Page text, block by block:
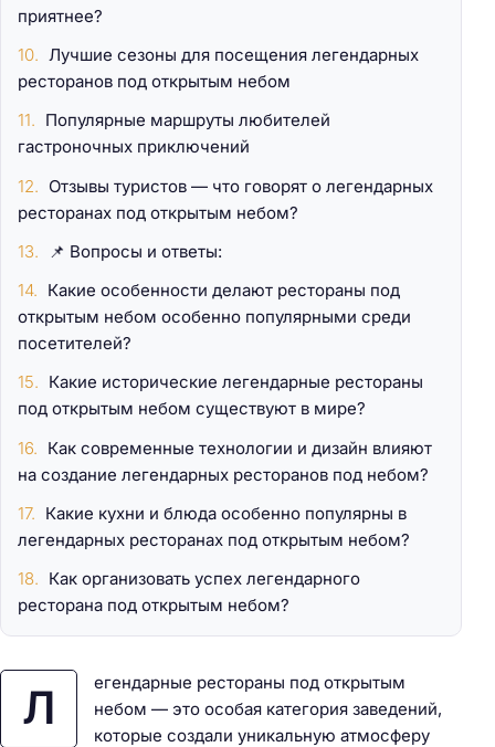
Л
егендарные рестораны под открытым
небом — это особая категория заведений,
которые создали уникальную атмосферу
приятнее?
Лучшие сезоны для посещения легендарных
ресторанов под открытым небом
Популярные маршруты любителей
гастроночных приключений
Отзывы туристов — что говорят о легендарных
ресторанах под открытым небом?
📌 Вопросы и ответы:
Какие особенности делают рестораны под
открытым небом особенно популярными среди
посетителей?
Какие исторические легендарные рестораны
под открытым небом существуют в мире?
Как современные технологии и дизайн влияют
на создание легендарных ресторанов под небом?
Какие кухни и блюда особенно популярны в
легендарных ресторанах под открытым небом?
Как организовать успех легендарного
ресторана под открытым небом?